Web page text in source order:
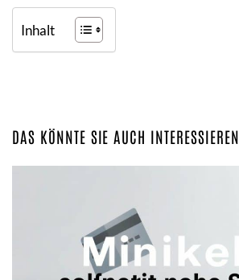
Inhalt
DAS KÖNNTE SIE AUCH INTERESSIEREN